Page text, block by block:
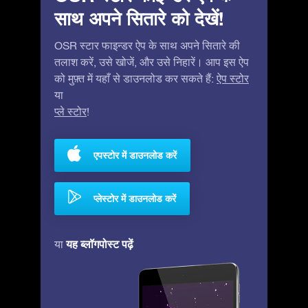
साथ अपने सितारे को देखें!
OSR स्टार फाइन्डर ऐप के साथ अपने सितारे की
तलाश करें, उसे खोजें, और उसे निहारें। आप इस ऐप
को मुफ़्त में यहाँ से डाउनलोड कर सकते हैं: ऐप स्टोर
या
प्ले स्टोर!
एपस्टोर में डाउनलोड करें
प्लेस्टोर में डाउनलोड करें
यायह ब्लॉगपोस्ट पढ़ें